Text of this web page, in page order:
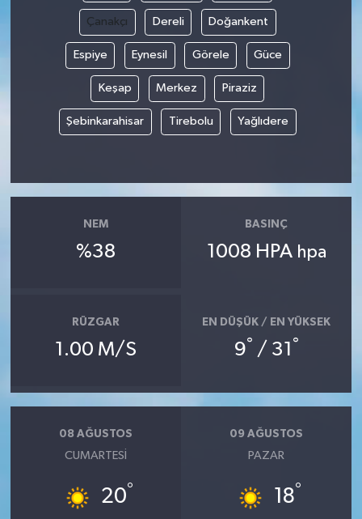
Çanakçı Dereli Doğankent
Espiye Eynesil Görele Güce
Keşap Merkez Piraziz
Şebinkarahisar Tirebolu Yağlıdere
NEM
%38
BASINÇ
1008 HPA hpa
RÜZGAR
1.00 M/S
EN DÜŞÜK / EN YÜKSEK
9° / 31 °
08 AĞUSTOS
CUMARTESI
20°
09 AĞUSTOS
PAZAR
18°